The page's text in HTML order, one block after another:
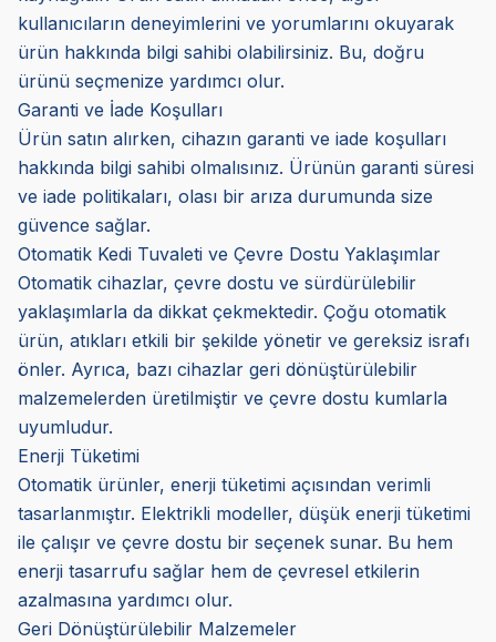
kullanıcıların deneyimlerini ve yorumlarını okuyarak
ürün hakkında bilgi sahibi olabilirsiniz. Bu, doğru
ürünü seçmenize yardımcı olur.
Garanti ve İade Koşulları
Ürün satın alırken, cihazın garanti ve iade koşulları
hakkında bilgi sahibi olmalısınız. Ürünün garanti süresi
ve iade politikaları, olası bir arıza durumunda size
güvence sağlar.
Otomatik Kedi Tuvaleti ve Çevre Dostu Yaklaşımlar
Otomatik cihazlar, çevre dostu ve sürdürülebilir
yaklaşımlarla da dikkat çekmektedir. Çoğu otomatik
ürün, atıkları etkili bir şekilde yönetir ve gereksiz israfı
önler. Ayrıca, bazı cihazlar geri dönüştürülebilir
malzemelerden üretilmiştir ve çevre dostu kumlarla
uyumludur.
Enerji Tüketimi
Otomatik ürünler, enerji tüketimi açısından verimli
tasarlanmıştır. Elektrikli modeller, düşük enerji tüketimi
ile çalışır ve çevre dostu bir seçenek sunar. Bu hem
enerji tasarrufu sağlar hem de çevresel etkilerin
azalmasına yardımcı olur.
Geri Dönüştürülebilir Malzemeler